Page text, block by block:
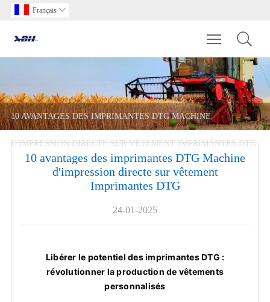
Français 
Toggle
10 AVANTAGES DES IMPRIMANTES DTG MACHINE
D'IMPRESSION DIRECTE SUR VÊTEMENT IMPRIMANTES DTG
10 avantages des imprimantes DTG Machine
d'impression directe sur vêtement
Imprimantes DTG
24-01-2025
Libérer le potentiel des imprimantes DTG :
révolutionner la production de vêtements
personnalisés